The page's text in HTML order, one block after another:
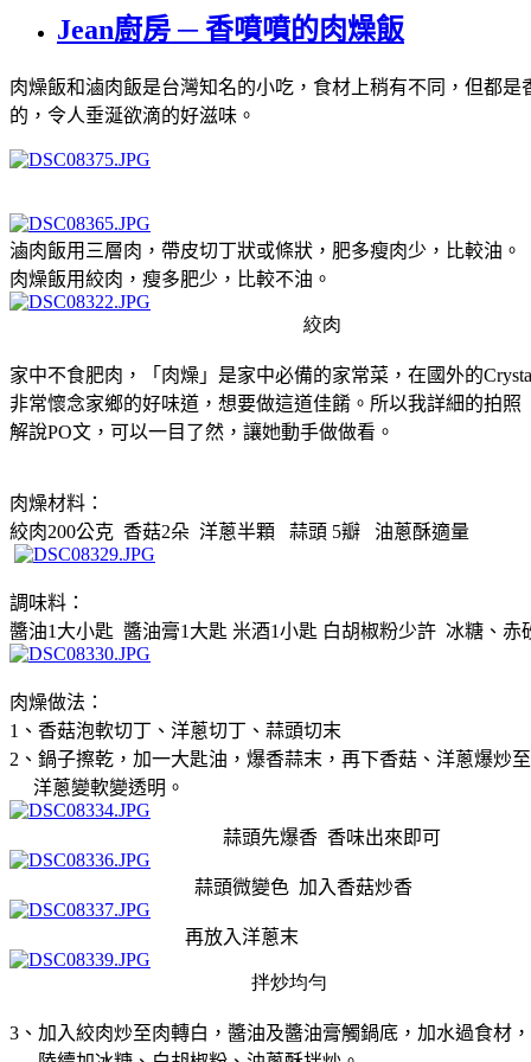
Jean廚房 ─ 香噴噴的肉燥飯
肉燥飯和滷肉飯是台灣知名的小吃，食材上稍有不同，但都是
的，令人垂涎欲滴的好滋味。
滷肉飯用三層肉，帶皮切丁狀或條狀，肥多瘦肉少，比較油。
肉燥飯用絞肉，瘦多肥少，比較不油。
絞肉
家中不食肥肉，「肉燥」是家中必備的家常菜，在國外的
非常懷念家鄉的好味道，想要做這道佳餚。所以我詳細的拍照
解說PO文，可以一目了然，讓她動手做做看 。
肉燥材料：
絞肉200公克 香菇2朵 洋蔥半顆 蒜頭 5瓣 油蔥酥適量
調味料：
醬油1 大小匙 醬油膏1 大匙 米酒1小匙 白胡椒粉少許 冰糖、赤
肉燥做法：
1 、香菇泡軟切丁、洋蔥切丁、蒜頭切末
2 、鍋子擦乾， 加一大匙油，爆香蒜末，再下香菇、洋蔥爆炒至
洋蔥變軟變透明。
蒜頭先爆香 香味出來即可
蒜頭微變色 加入香菇炒香
再放入洋蔥末
拌炒均勻
3 、 加入絞肉炒至肉轉白，醬油及醬油膏觸鍋底，加水過食材，